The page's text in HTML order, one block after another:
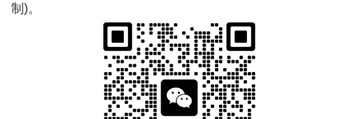
制)。